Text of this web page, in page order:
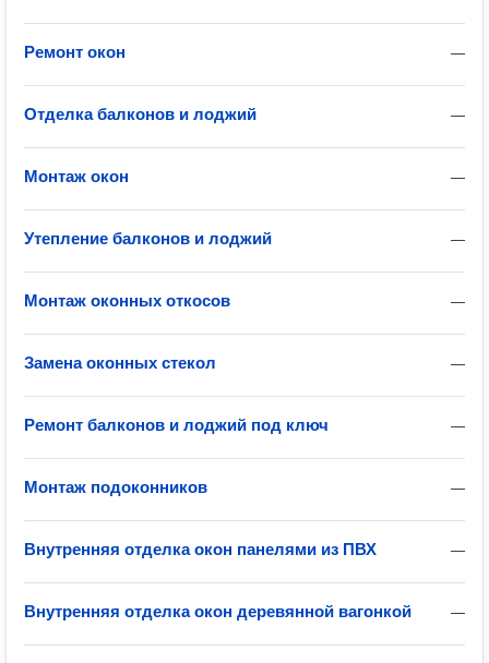
—
Ремонт окон
—
Отделка балконов и лоджий
—
Монтаж окон
—
Утепление балконов и лоджий
—
Монтаж оконных откосов
—
Замена оконных стекол
—
Ремонт балконов и лоджий под ключ
—
Монтаж подоконников
—
Внутренняя отделка окон панелями из ПВХ
—
Внутренняя отделка окон деревянной вагонкой